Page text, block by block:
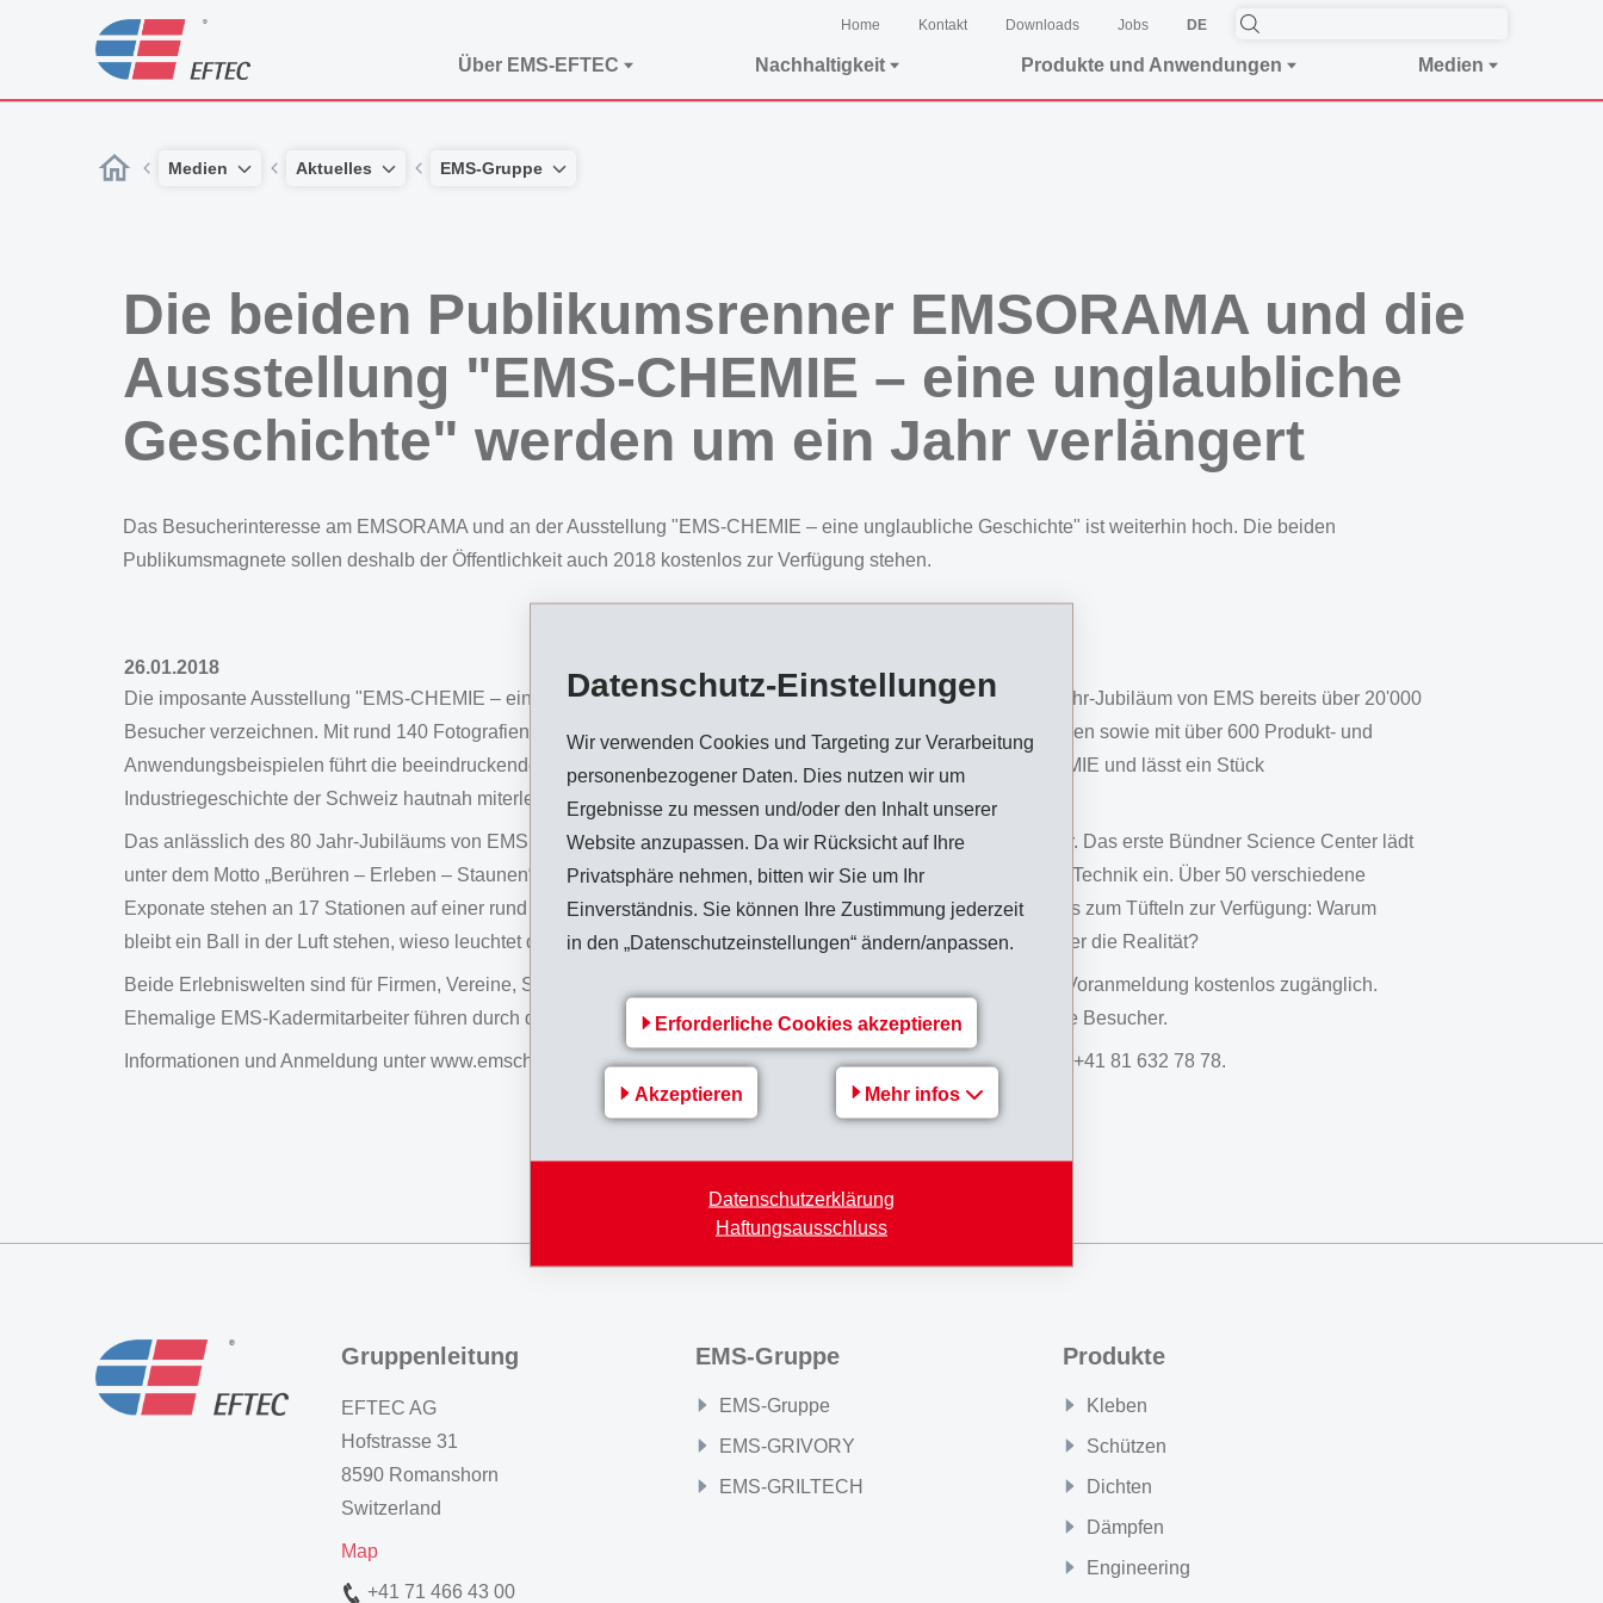
Datenschutz-Einstellungen
Wir verwenden Cookies und Targeting zur Verarbeitung
personenbezogener Daten. Dies nutzen wir um
Ergebnisse zu messen und/oder den Inhalt unserer
Website anzupassen. Da wir Rücksicht auf Ihre
Privatsphäre nehmen, bitten wir Sie um Ihr
Einverständnis. Sie können Ihre Zustimmung jederzeit
in den „Datenschutzeinstellungen“ ändern/anpassen.
Erforderliche Cookies akzeptieren
Akzeptieren Mehr infos
Datenschutzerklärung
Haftungsausschluss
Home Kontakt Downloads Jobs DE
Über EMS-EFTEC Nachhaltigkeit Produkte und Anwendungen Medien
Medien Aktuelles EMS-Gruppe
Die beiden Publikumsrenner EMSORAMA und die
Ausstellung "EMS-CHEMIE – eine unglaubliche
Geschichte" werden um ein Jahr verlängert
Das Besucherinteresse am EMSORAMA und an der Ausstellung "EMS-CHEMIE – eine unglaubliche Geschichte" ist weiterhin hoch. Die beiden
Publikumsmagnete sollen deshalb der Öffentlichkeit auch 2018 kostenlos zur Verfügung stehen.
26.01.2018
Die imposante Ausstellung "EMS-CHEMIE – eine unglaubliche Geschichte" konnte seit der Eröffnung zum 75 Jahr-Jubiläum von EMS bereits über 20'000
Besucher verzeichnen. Mit rund 140 Fotografien, über 300 historischen Dokumenten, Requisiten und Anlagenteilen sowie mit über 600 Produkt- und
Anwendungsbeispielen führt die beeindruckende Ausstellung auf 1'400 m2 durch die Geschichte der EMS-CHEMIE und lässt ein Stück
Industriegeschichte der Schweiz hautnah miterleben.
Das anlässlich des 80 Jahr-Jubiläums von EMS eröffnete EMSORAMA begeisterte bereits über 10'000 Besucher. Das erste Bündner Science Center lädt
unter dem Motto „Berühren – Erleben – Staunen“ zum spielerischen Entdecken von Phänomenen aus Natur und Technik ein. Über 50 verschiedene
Exponate stehen an 17 Stationen auf einer rund 400 m2 grossen Experimentierfläche den Besuchern jeden Alters zum Tüfteln zur Verfügung: Warum
bleibt ein Ball in der Luft stehen, wieso leuchtet die Lampe ohne Kabel, weshalb zeigen unsere Augen nicht immer die Realität?
Beide Erlebniswelten sind für Firmen, Vereine, Schulklassen und andere interessierte Gruppen jeden Alters auf Voranmeldung kostenlos zugänglich.
Ehemalige EMS-Kadermitarbeiter führen durch die Ausstellung; im EMSORAMA begleiten erfahrene Betreuer die Besucher.
Informationen und Anmeldung unter www.emschemie.ch/ausstellung oder www.emsorama.ch bzw. unter Telefon +41 81 632 78 78.
Gruppenleitung
EFTEC AG
Hofstrasse 31
8590 Romanshorn
Switzerland
Map
+41 71 466 43 00
EMS-Gruppe
EMS-Gruppe
EMS-GRIVORY
EMS-GRILTECH
Produkte
Kleben
Schützen
Dichten
Dämpfen
Engineering